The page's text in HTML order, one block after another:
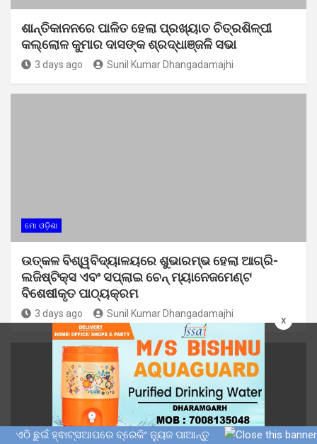
x
ଶାନ୍ତିକାନନରେ ପାଳିତ ହେଲା ପ୍ରଖ୍ୟାତ ଚିତ୍ରଶିଳ୍ପୀ
କଲ୍ଲୋଳ କୁମାର ଦାସଙ୍କ ଶ୍ରଦ୍ଧାଞ୍ଜଳି ସଭା
3 days ago Sunil Kumar Dhangadamajhi
ମୋ ଓଡ଼ିଶା
ଉତ୍କଳ ବିଶ୍ୱବିଦ୍ୟାଳୟରେ ଶୁଭାରମ୍ଭ ହେଲା ଆଗ୍ରି-
ଲଜିଷ୍ଟିକ୍ସ ଏବଂ ସପ୍ଲାଇ ଚେନ୍ ମ୍ୟାନେଜମେଣ୍ଟ
ବିଶେଷୀକୃତ ପାଠ୍ୟକ୍ରମ
3 days ago Sunil Kumar Dhangadamajhi
ଏଠି ଛୁଇଁ ହ୍ଵାଟ୍ସଆପରେ ବ୍ରେକିଂ ନ୍ୟୁଜ ପାଆନ୍ତୁ